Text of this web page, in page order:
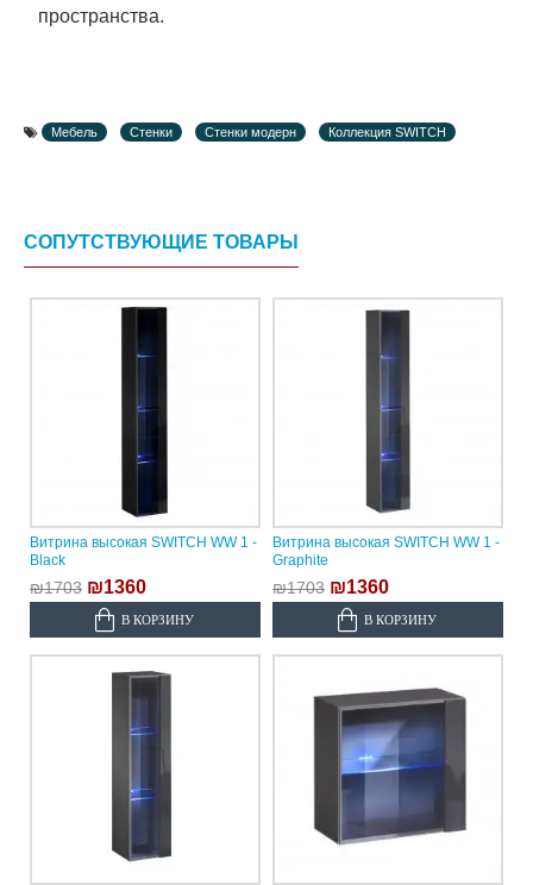
пространства.
Мебель Стенки Стенки модерн Коллекция SWITCH
СОПУТСТВУЮЩИЕ ТОВАРЫ
Витрина высокая SWITCH WW 1 -
Black
₪1703 ₪1360
В КОРЗИНУ
Витрина высокая SWITCH WW 1 -
Graphite
₪1703 ₪1360
В КОРЗИНУ